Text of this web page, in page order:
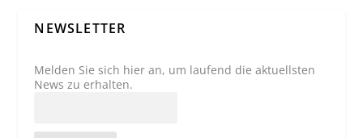
NEWSLETTER
Melden Sie sich hier an, um laufend die aktuellsten
News zu erhalten.